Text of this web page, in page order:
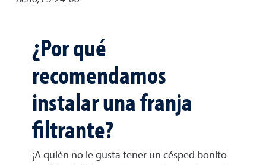
¿Por qué
recomendamos
instalar una franja
filtrante?
¡A quién no le gusta tener un césped bonito